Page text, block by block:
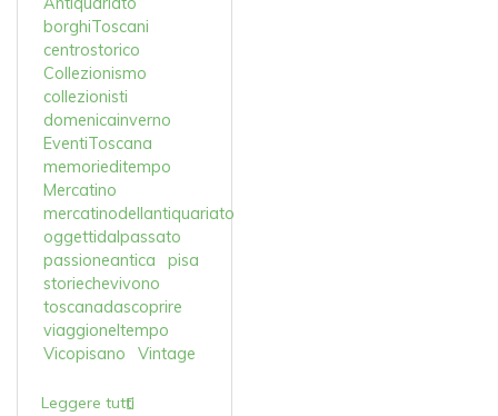
borghiToscani
centrostorico
Collezionismo
collezionisti
domenicainverno
EventiToscana
memorieditempo
Mercatino
mercatinodellantiquariato
oggettidalpassato
passioneantica
pisa
storiechevivono
toscanadascoprire
viaggioneltempo
Vicopisano
Vintage
Leggere tutti